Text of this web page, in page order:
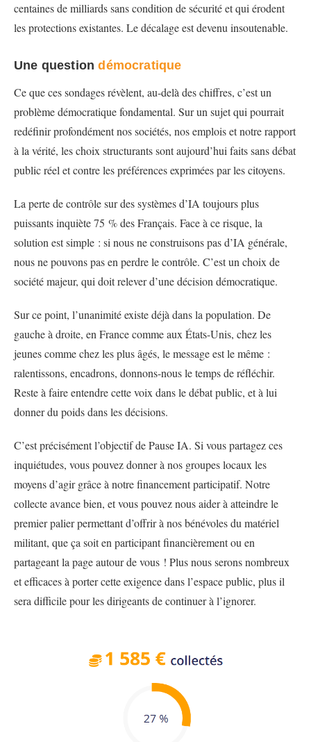
centaines de milliards sans condition de sécurité et qui érodent
les protections existantes. Le décalage est devenu insoutenable.
Une questiondémocratique
Ce que ces sondages révèlent, au-delà des chiffres, c’est un
problème démocratique fondamental. Sur un sujet qui pourrait
redéfinir profondément nos sociétés, nos emplois et notre rapport
à la vérité, les choix structurants sont aujourd’hui faits sans débat
public réel et contre les préférences exprimées par les citoyens.
La perte de contrôle sur des systèmes d’IA toujours plus
puissants inquiète 75 % des Français. Face à ce risque, la
solution est simple : si nous ne construisons pas d’IA générale,
nous ne pouvons pas en perdre le contrôle. C’est un choix de
société majeur, qui doit relever d’une décision démocratique.
Sur ce point, l’unanimité existe déjà dans la population. De
gauche à droite, en France comme aux États-Unis, chez les
jeunes comme chez les plus âgés, le message est le même :
ralentissons, encadrons, donnons-nous le temps de réfléchir.
Reste à faire entendre cette voix dans le débat public, et à lui
donner du poids dans les décisions.
C’est précisément l’objectif de Pause IA. Si vous partagez ces
inquiétudes, vous pouvez donner à nos groupes locaux les
moyens d’agir grâce à notre financement participatif. Notre
collecte avance bien, et vous pouvez nous aider à atteindre le
premier palier permettant d’offrir à nos bénévoles du matériel
militant, que ça soit en participant financièrement ou en
partageant la page autour de vous ! Plus nous serons nombreux
et efficaces à porter cette exigence dans l’espace public, plus il
sera difficile pour les dirigeants de continuer à l’ignorer.